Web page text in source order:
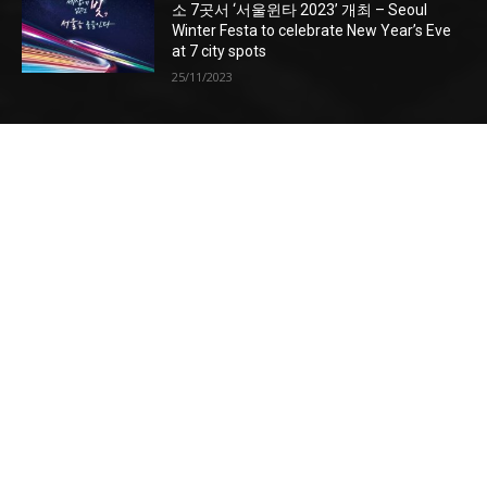
소 7곳서 ‘서울윈타 2023’ 개최 – Seoul
Winter Festa to celebrate New Year’s Eve
at 7 city spots
25/11/2023